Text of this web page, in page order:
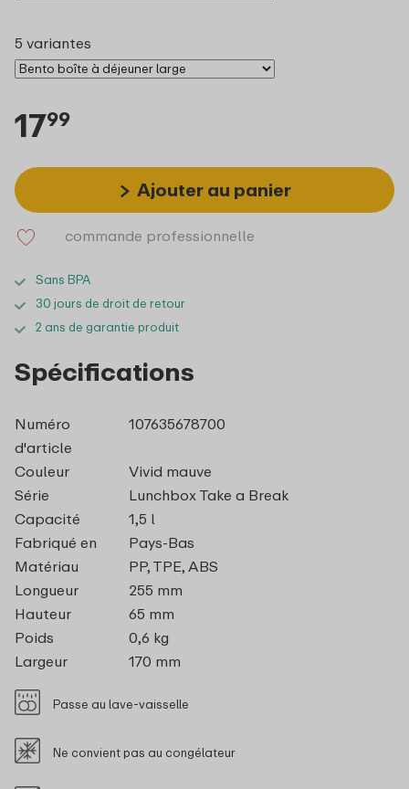
5 variantes
1799
Ajouter au panier
commande professionnelle
Sans BPA
30 jours de droit de retour
2 ans de garantie produit
Spécifications
Numéro
d'article
107635678700
Couleur
Vivid mauve
Série
Lunchbox Take a Break
Capacité
1,5 l
Fabriqué en
Pays-Bas
Matériau
PP, TPE, ABS
Longueur
255 mm
Hauteur
65 mm
Poids
0,6 kg
Largeur
170 mm
Passe au lave-vaisselle
Ne convient pas au congélateur